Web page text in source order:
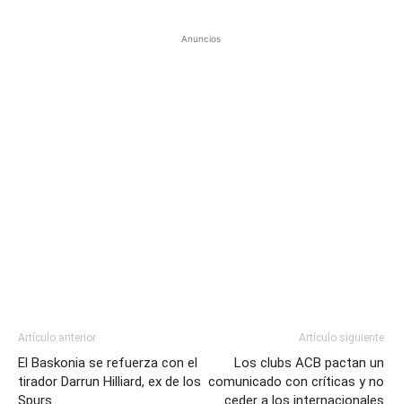
Anuncios
Artículo anterior
El Baskonia se refuerza con el
tirador Darrun Hilliard, ex de los
Spurs
Artículo siguiente
Los clubs ACB pactan un
comunicado con críticas y no
ceder a los internacionales